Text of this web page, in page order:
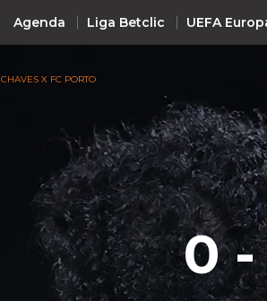
Agenda Liga Betclic UEFA
UEFA
UEFA Europa
UEFA
Premier League
La Liga
Bundesliga
CHAVES X FC PORTO
0 -